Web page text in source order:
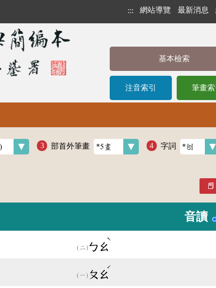
::: 網站導覽 最新消息
基本檢索
注音索引 筆畫索
部首外筆畫 字詞
音讀
ㄅㄠ
ˋ
ㄆㄠ
ˊ